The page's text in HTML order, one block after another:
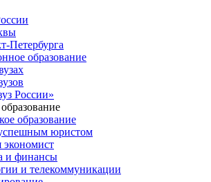
Петербурга
образование
России»
образование
юристом
экономист
и финансы
и телекоммуникации